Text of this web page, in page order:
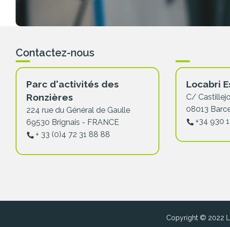
Contactez-nous
Parc d'activités des
Ronzières
224 rue du Général de Gaulle
69530 Brignais - FRANCE
+ 33 (0)4 72 31 88 88
Locabri
C/
08013
+34 930
Copyright © 2022